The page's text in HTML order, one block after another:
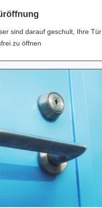
sind darauf geschult, Ihre Tür
zu öffnen